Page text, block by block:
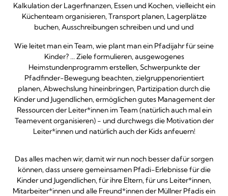
Kalkulation der Lagerfinanzen, Essen und Kochen, vielleicht ein
Küchenteam organisieren, Transport planen, Lagerplätze
buchen, Ausschreibungen schreiben und und und
Wie leitet man ein Team, wie plant man ein Pfadijahr für seine
Kinder? ... Ziele formulieren, ausgewogenes
Heimstundenprogramm erstellen, Schwerpunkte der
Pfadfinder-Bewegung beachten, zielgruppenorientiert
planen, Abwechslung hineinbringen, Partizipation durch die
Kinder und Jugendlichen, ermöglichen gutes Management der
Ressourcen der Leiter*innen im Team (natürlich auch mal ein
Teamevent organisieren) - und durchwegs die Motivation der
Leiter*innen und natürlich auch der Kids anfeuern!
Das alles machen wir, damit wir nun noch besser dafür sorgen
können, dass unsere gemeinsamen Pfadi-Erlebnisse für die
Kinder und Jugendlichen, für ihre Eltern, für uns Leiter*innen,
Mitarbeiter*innen und alle Freund*innen der Müllner Pfadis ein